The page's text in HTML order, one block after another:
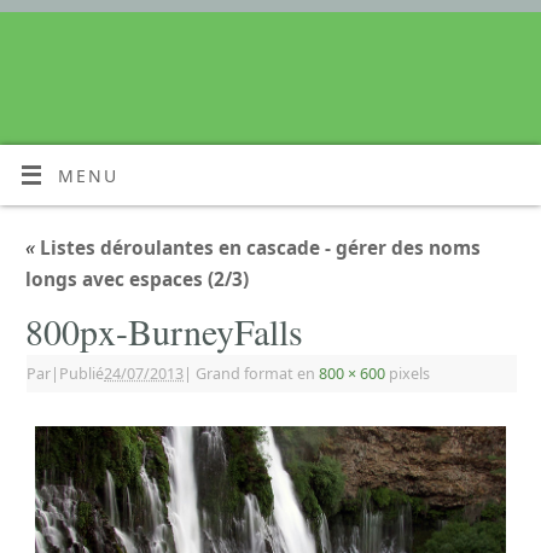
MENU
« Listes déroulantes en cascade - gérer des noms
longs avec espaces (2/3)
800px-BurneyFalls
Par| Publié24/07/2013| Grand format en 800 × 600 pixels